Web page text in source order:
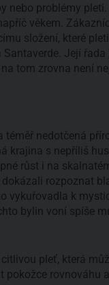
nebo problémy
věkem.
složení, které
Její řada
tom zrovna není
téměř nedotčená
krajina s nepříliš
růst i na
rozpoznat
vykuřovadla k
bylin voní spíše
pleť, která
rovnováhu